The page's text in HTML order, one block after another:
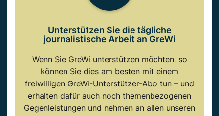
Unterstützen Sie die tägliche
journalistische Arbeit an GreWi
Wenn Sie GreWi unterstützen möchten, so
können Sie dies am besten mit einem
freiwilligen GreWi-Unterstützer-Abo tun – und
erhalten dafür auch noch themenbezogenen
Gegenleistungen und nehmen an allen unseren